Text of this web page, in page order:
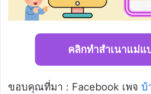
คลิกทำสำเนาแม่แ
ขอบคุณที่มา : Facebook เพจ บ้